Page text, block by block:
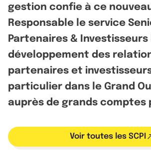
gestion confie à ce
Responsable le service
Partenaires & Investisseurs
développement des
partenaires et
particulier dans le Grand
auprès de grands comptes
Voir toutes les SCPI